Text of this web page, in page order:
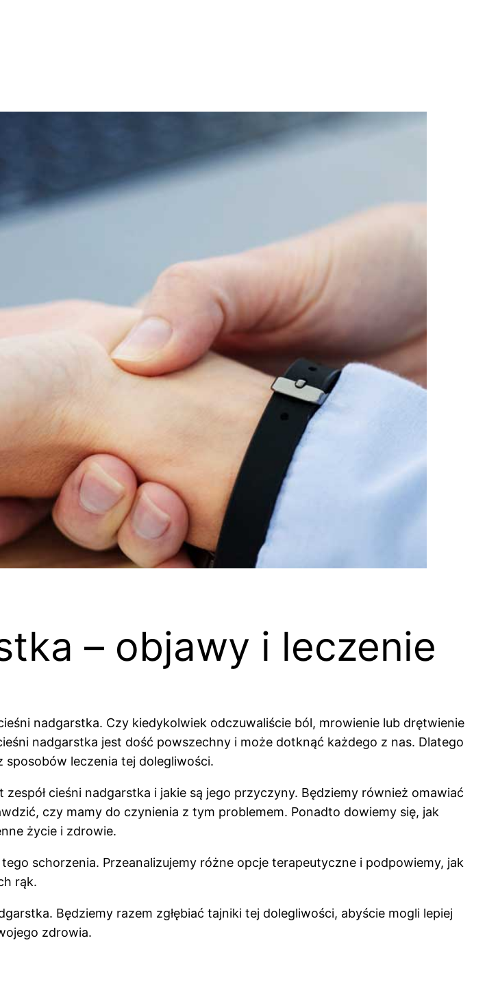
– objawy i leczenie
nadgarstka. Czy kiedykolwiek odczuwaliście ból, mrowienie lub drętwienie
nadgarstka jest dość powszechny i może dotknąć każdego z nas. Dlatego
leczenia tej dolegliwości.
cieśni nadgarstka i jakie są jego przyczyny. Będziemy również omawiać
czy mamy do czynienia z tym problemem. Ponadto dowiemy się, jak
życie i zdrowie.
schorzenia. Przeanalizujemy różne opcje terapeutyczne i podpowiemy, jak
rąk.
Będziemy razem zgłębiać tajniki tej dolegliwości, abyście mogli lepiej
zdrowia.